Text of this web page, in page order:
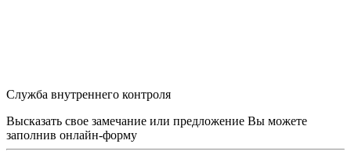
Служба внутреннего контроля
Высказать свое замечание или предложение Вы можете
заполнив онлайн-форму